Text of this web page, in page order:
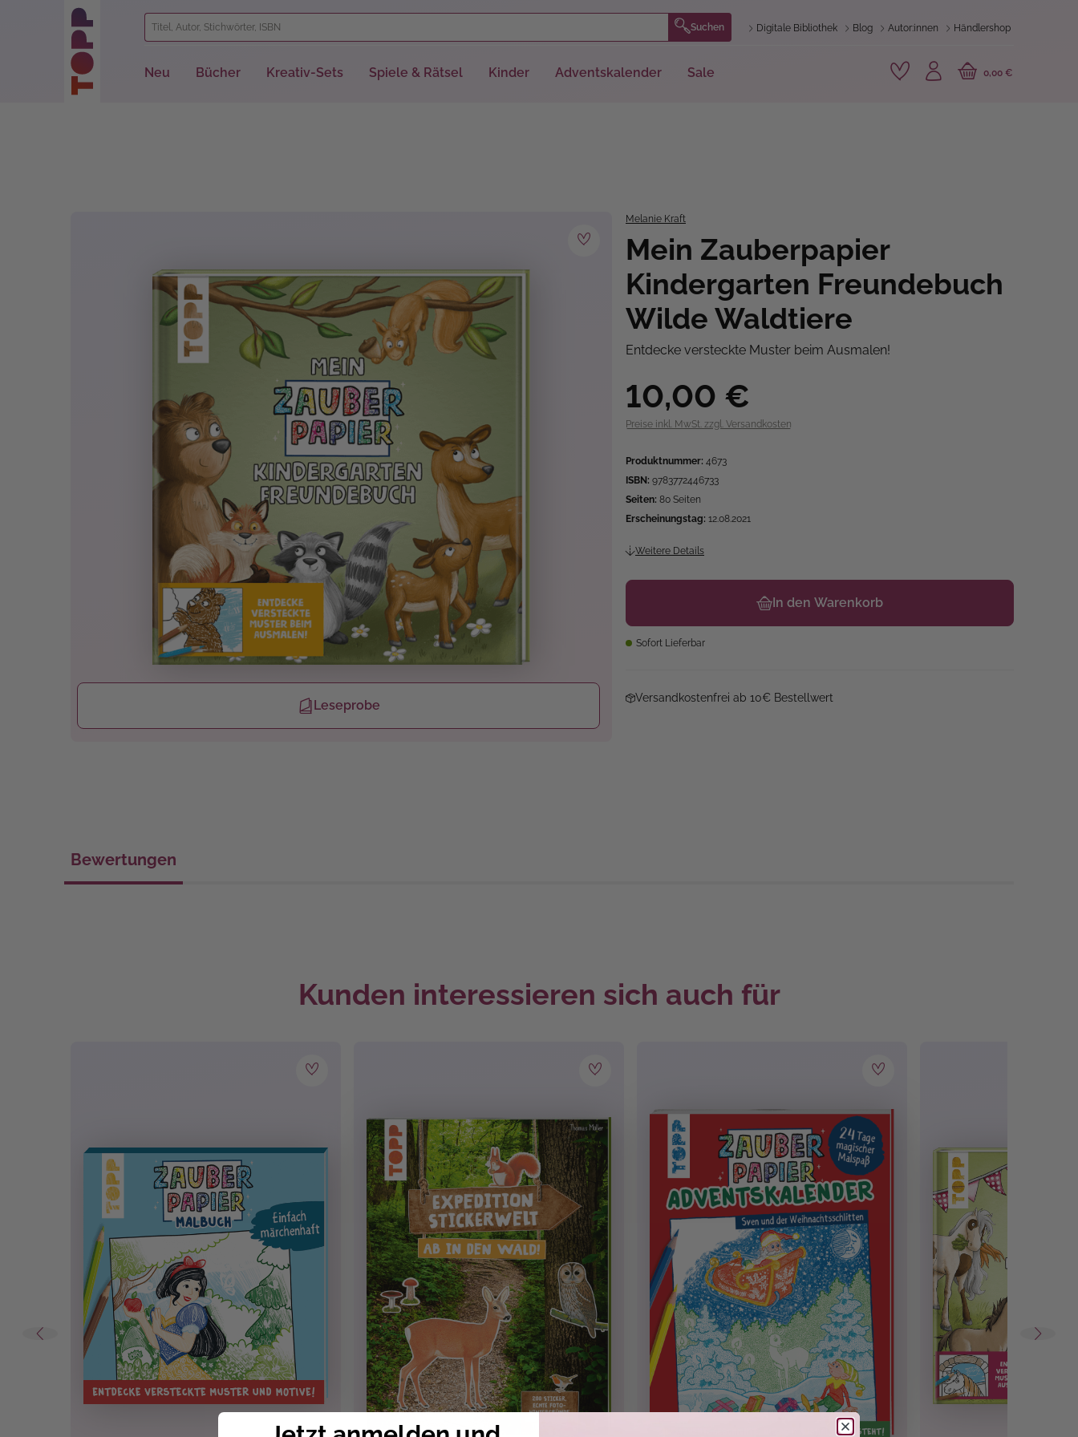
Zur Hauptnavigation springen
Suchen Digitale Bibliothek Blog Autor:innen Händlershop
Neu Bücher Kreativ-Sets Spiele & Rätsel Kinder Adventskalender Sale 0,00 €
Leseprobe
Melanie Kraft
Mein Zauberpapier
Kindergarten Freundebuch
Wilde Waldtiere
Entdecke versteckte Muster beim Ausmalen!
10,00 €
Preise inkl. MwSt. zzgl. Versandkosten
Produktnummer: 4673
ISBN: 9783772446733
Seiten: 80 Seiten
Erscheinungstag: 12.08.2021
Weitere Details
In den Warenkorb
Sofort Lieferbar
Versandkostenfrei ab 10€ Bestellwert
Bewertungen
Kunden interessieren sich auch für